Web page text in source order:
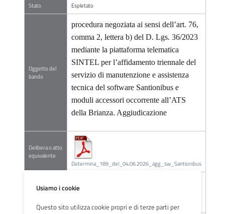
Stato
Espletato
Oggetto del
bando
procedura negoziata ai sensi dell’art. 76,
comma 2, lettera b) del D. Lgs. 36/2023
mediante la piattaforma telematica
SINTEL per l’affidamento triennale del
servizio di manutenzione e assistenza
tecnica del software Santionibus e
moduli accessori occorrente all’ATS
della Brianza. Aggiudicazione
Delibera o atto
equivalente
Determina_189_del_04.06.2026_agg_sw_Santionibus
Descrizione
lettera b) del D. Lgs. 36/2023 per l’affidamento triennale
software Santionibus e moduli accessori. Aggiudicazione
Usiamo i cookie
Questo sito utilizza cookie propri e di terze parti per